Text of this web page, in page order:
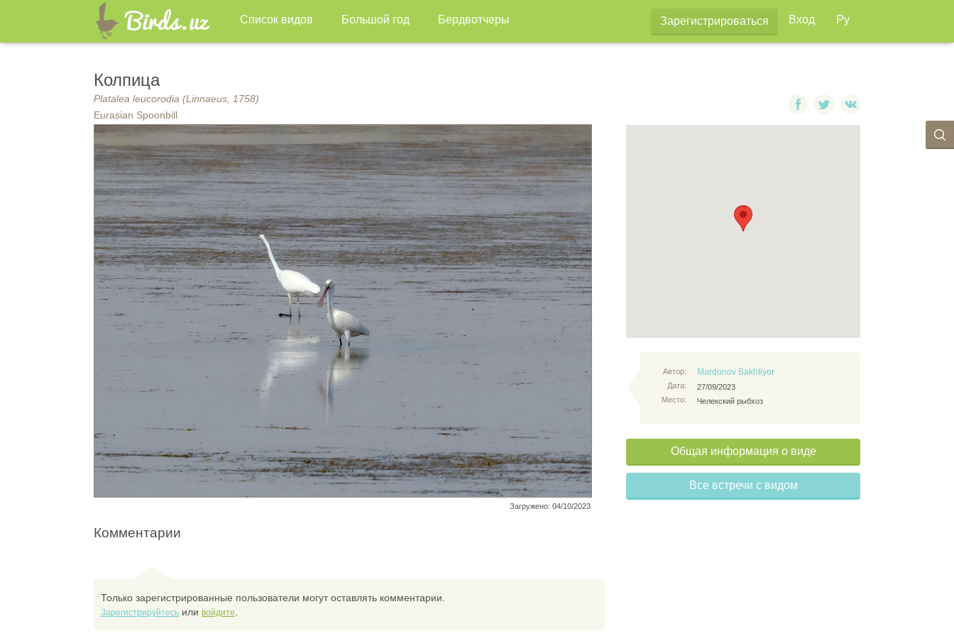
Список видов Большой год Бердвотчеры Зарегистрироваться Вход Ру
Колпица
Platalea leucorodia (Linnaeus, 1758)
Eurasian Spoonbill
Загружено: 04/10/2023
Автор:
Дата:
Место:
Mardonov Bakhtiyor
27/09/2023
Челекский рыбхоз
Общая информация о виде
Все встречи с видом
Комментарии
Только зарегистрированные пользователи могут оставлять комментарии.
Зарегистрируйтесь или войдите